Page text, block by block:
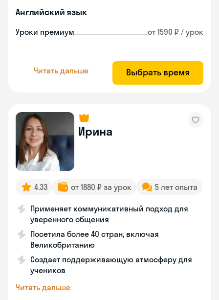
Английский язык
Уроки премиум от 1590 ₽ / урок
Читать дальше Выбрать время
Ирина
4.33 от 1880 ₽ за урок 5 лет опыта
Применяет коммуникативный подход для
уверенного общения
Посетила более 40 стран, включая
Великобританию
Создает поддерживающую атмосферу для
учеников
Читать дальше